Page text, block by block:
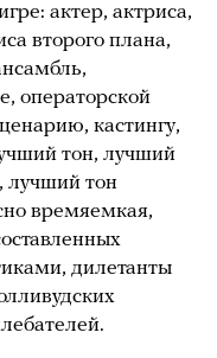
актер, актриса,
второго плана,
операторской
кастингу,
тон, лучший
лучший тон
времяемкая,
дилетанты